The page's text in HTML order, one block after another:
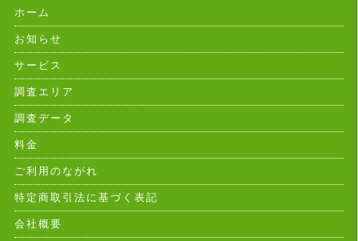
ホーム
お知らせ
サービス
調査エリア
調査データ
料金
ご利用のながれ
特定商取引法に基づく表記
会社概要